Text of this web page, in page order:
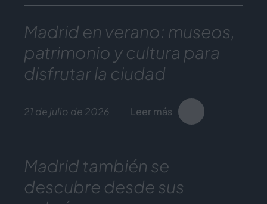
Madrid en verano: museos,
patrimonio y cultura para
disfrutar la ciudad
21 de julio de 2026 Leer más
Madrid también se
descubre desde sus